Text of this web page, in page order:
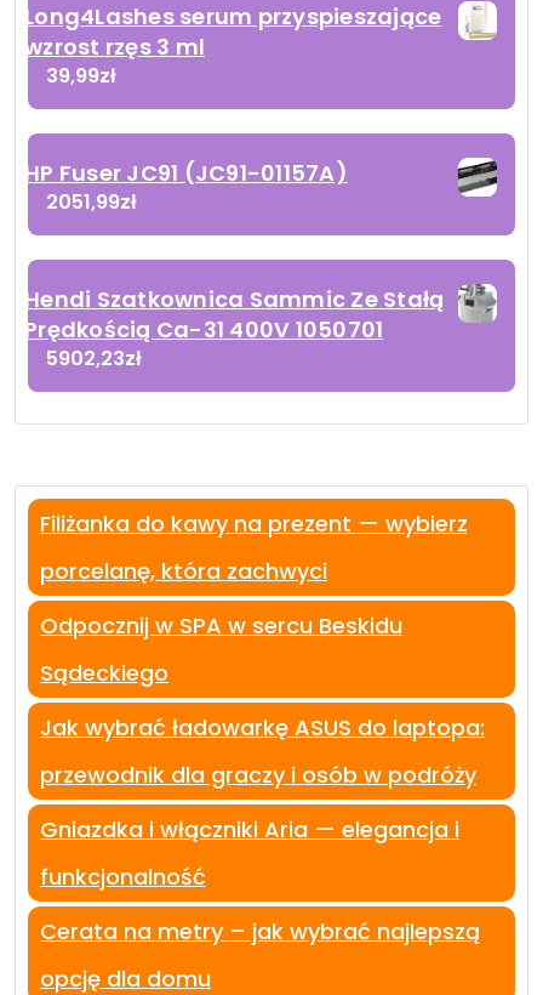
Long4Lashes serum przyspieszające
wzrost rzęs 3 ml
39,99zł
HP Fuser JC91 (JC91-01157A)
2051,99zł
Hendi Szatkownica Sammic Ze Stałą
Prędkością Ca-31 400V 1050701
5902,23zł
Filiżanka do kawy na prezent — wybierz
porcelanę, która zachwyci
Odpocznij w SPA w sercu Beskidu
Sądeckiego
Jak wybrać ładowarkę ASUS do laptopa:
przewodnik dla graczy i osób w podróży
Gniazdka i włączniki Aria — elegancja i
funkcjonalność
Cerata na metry – jak wybrać najlepszą
opcję dla domu